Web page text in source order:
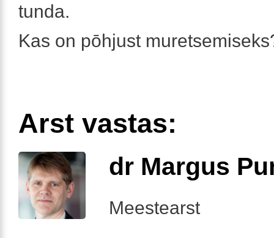
tunda.
Kas on pōhjust
Arst vastas:
dr Margus
Meestearst